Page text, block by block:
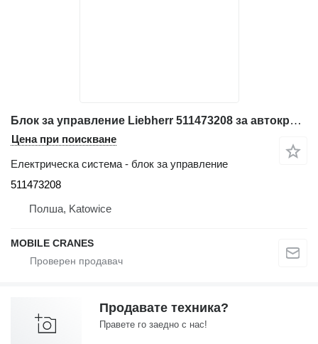
Блок за управление Liebherr 511473208 за автокран Liebherr LTM 1040/1
Цена при поискване
Електрическа система - блок за управление
511473208
Полша, Katowice
MOBILE CRANES
Продавате техника?
Правете го заедно с нас!